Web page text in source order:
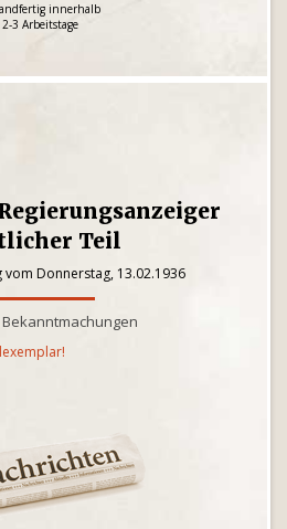
innerhalb
2-3 Arbeitstage
Teil
Donnerstag, 13.02.1936